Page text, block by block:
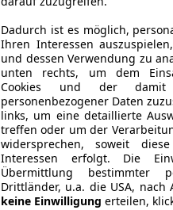
Dadurch ist es möglich,
Ihren Interessen
und dessen Verwendung zu
unten rechts, um dem
Cookies und der damit
personenbezogener Daten
links, um eine detaillierte
treffen oder um der
widersprechen, soweit
Interessen erfolgt. Die
Übermittlung bestimmter
Drittländer, u.a. die USA, nach
keine Einwilligung erteilen,